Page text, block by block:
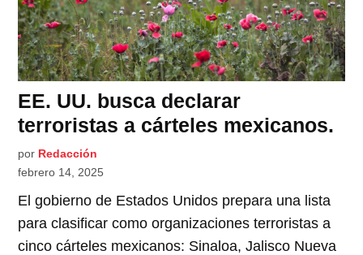
EE. UU. busca declarar
terroristas a cárteles mexicanos.
por Redacción
febrero 14, 2025
El gobierno de Estados Unidos prepara una lista
para clasificar como organizaciones terroristas a
cinco cárteles mexicanos: Sinaloa, Jalisco Nueva